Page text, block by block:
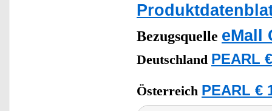
Bezugsquelle eMall
Deutschland PEARL
Österreich PEARL €